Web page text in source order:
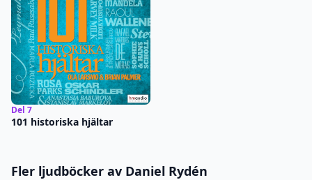
Del 7
101 historiska hjältar
Fler ljudböcker av Daniel Rydén